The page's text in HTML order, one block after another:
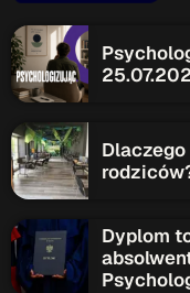
Dyplom